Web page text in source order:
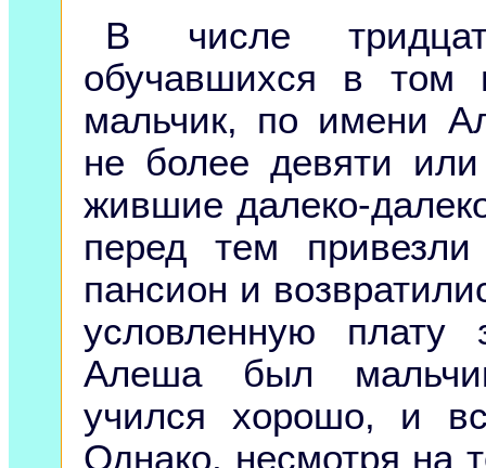
В числе
обучавшихся в том
мальчик, по имени
не более девяти
жившие далеко-
перед тем
пансион и
условленную плату
Алеша был
учился хорошо, и
Однако, несмотря на